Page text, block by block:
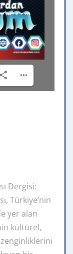
Dergisi:
Türkiye’nin
yer alan
kültürel,